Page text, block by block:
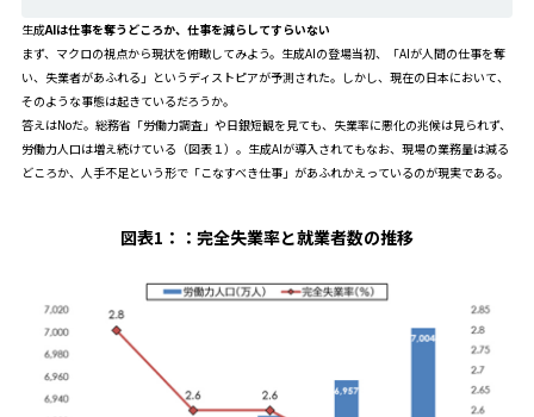
生成AIは仕事を奪うどころか、仕事を減らしてすらいない
まず、マクロの視点から現状を俯瞰してみよう。生成AIの登場当初、「AIが人間の仕事を奪
い、失業者があふれる」というディストピアが予測された。しかし、現在の日本において、
そのような事態は起きているだろうか。
答えはNoだ。総務省「労働力調査」や日銀短観を見ても、失業率に悪化の兆候は見られず、
労働力人口は増え続けている（図表１）。生成AIが導入されてもなお、現場の業務量は減る
どころか、人手不足という形で「こなすべき仕事」があふれかえっているのが現実である。
図表1： ：完全失業率と就業者数の推移